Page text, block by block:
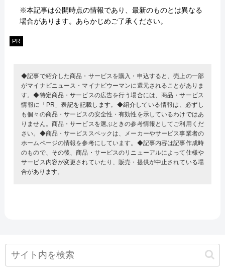
※本記事は公開時点の情報であり、最新のものとは異なる
場合があります。あらかじめご了承ください。
PR
◆記事で紹介した商品・サービスを購入・申込すると、売上の一部
がマイナビニュース・マイナビウーマンに還元されることがありま
す。◆特定商品・サービスの広告を行う場合には、商品・サービス
情報に「PR」表記を記載します。◆紹介している情報は、必ずし
も個々の商品・サービスの安全性・有効性を示しているわけではあ
りません。商品・サービスを選ぶときの参考情報としてご利用くだ
さい。◆商品・サービススペックは、メーカーやサービス事業者の
ホームページの情報を参考にしています。◆記事内容は記事作成時
のもので、その後、商品・サービスのリニューアルによって仕様や
サービス内容が変更されていたり、販売・提供が中止されている場
合があります。